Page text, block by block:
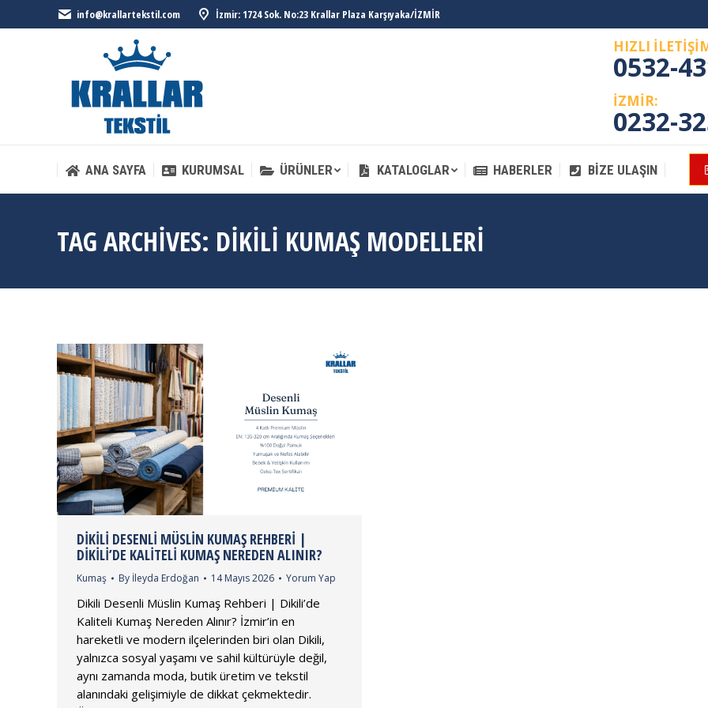
info@krallartekstil.com İzmir: 1724 Sok. No:23 Krallar Plaza Karşıyaka/İZMİR
HIZLI
0532-
İZMİR:
0232-
ANA SAYFA KURUMSAL ÜRÜNLER KATALOGLAR HABERLER BIZE ULAŞIN
TAG ARCHIVES: DIKILI KUMAŞ MODELLERI
DIKILI DESENLI MÜSLIN KUMAŞ REHBERI |
DIKILI’DE KALITELI KUMAŞ NEREDEN ALINIR?
Kumaş By İleyda Erdoğan 14 Mayıs 2026 Yorum Yap
Dikili Desenli Müslin Kumaş Rehberi | Dikili’de
Kaliteli Kumaş Nereden Alınır? İzmir’in en
hareketli ve modern ilçelerinden biri olan Dikili,
yalnızca sosyal yaşamı ve sahil kültürüyle değil,
aynı zamanda moda, butik üretim ve tekstil
alanındaki gelişimiyle de dikkat çekmektedir.
ANA SAYFA KURUMSAL ÜRÜNLER KATALOGLAR HABERLER BIZE ULAŞIN